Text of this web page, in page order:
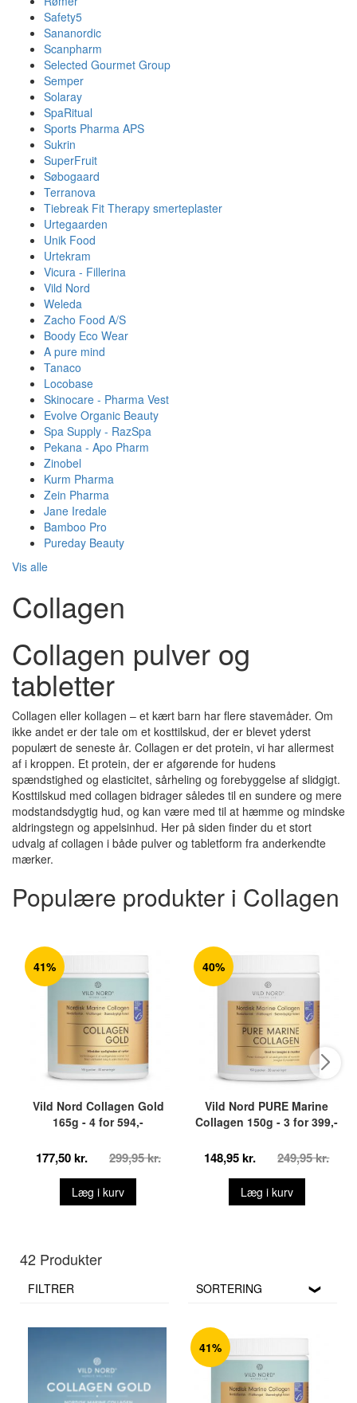
Safety5
Sananordic
Scanpharm
Selected Gourmet Group
Semper
Solaray
SpaRitual
Sports Pharma APS
Sukrin
SuperFruit
Søbogaard
Terranova
Tiebreak Fit Therapy smerteplaster
Urtegaarden
Unik Food
Urtekram
Vicura - Fillerina
Vild Nord
Weleda
Zacho Food A/S
Boody Eco Wear
A pure mind
Tanaco
Locobase
Skinocare - Pharma Vest
Evolve Organic Beauty
Spa Supply - RazSpa
Pekana - Apo Pharm
Zinobel
Kurm Pharma
Zein Pharma
Jane Iredale
Bamboo Pro
Pureday Beauty
Vis alle
Collagen
Collagen pulver og
tabletter
Collagen eller kollagen – et kært barn har flere stavemåder. Om
ikke andet er der tale om et kosttilskud, der er blevet yderst
populært de seneste år. Collagen er det protein, vi har allermest
af i kroppen. Et protein, der er afgørende for hudens
spændstighed og elasticitet, sårheling og forebyggelse af slidgigt.
Kosttilskud med collagen bidrager således til en sundere og mere
modstandsdygtig hud, og kan være med til at hæmme og mindske
aldringstegn og appelsinhud. Her på siden finder du et stort
udvalg af collagen i både pulver og tabletform fra anderkendte
mærker.
Populære produkter i Collagen
41%
Vild Nord Collagen Gold
165g - 4 for 594,-
177,50 kr. 299,95 kr.
Læg i kurv
40%
Vild Nord PURE Marine
Collagen 150g - 3 for 399,-
148,95 kr. 249,95 kr.
Læg i kurv
42 Produkter
FILTRER SORTERING
41%